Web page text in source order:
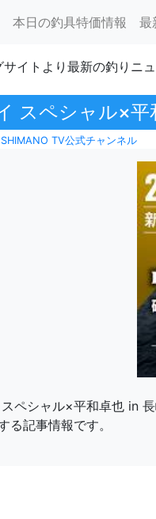
本日の釣具特価情報 最
イトより最新の釣りニ
スペシャル×
SHIMANO TV公式チャンネル
スペシャル×平和卓也 in
る記事情報です。